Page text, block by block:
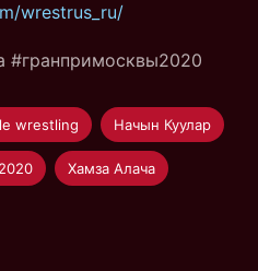
wrestrus_ru/
#гранпримосквы2020
wrestling Начын Куулар
Хамза Алача